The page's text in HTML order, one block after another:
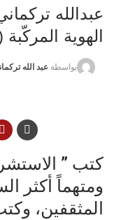
عبدالله
الهوية المركّبة
بواسطة عبد الله
كتب ”
ومتهماً أكثر
المثقفين،